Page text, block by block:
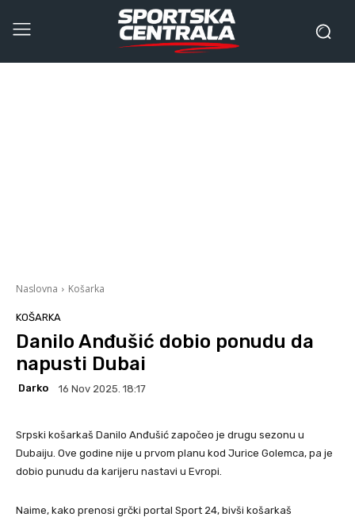
Naslovna Košarka
KOŠARKA
Danilo Anđušić dobio ponudu da
napusti Dubai
Darko 16 Nov 2025. 18:17
Srpski košarkaš Danilo Anđušić započeo je drugu sezonu u
Dubaiju. Ove godine nije u prvom planu kod Jurice Golemca, pa je
dobio punudu da karijeru nastavi u Evropi.
Naime, kako prenosi grčki portal Sport 24, bivši košarkaš